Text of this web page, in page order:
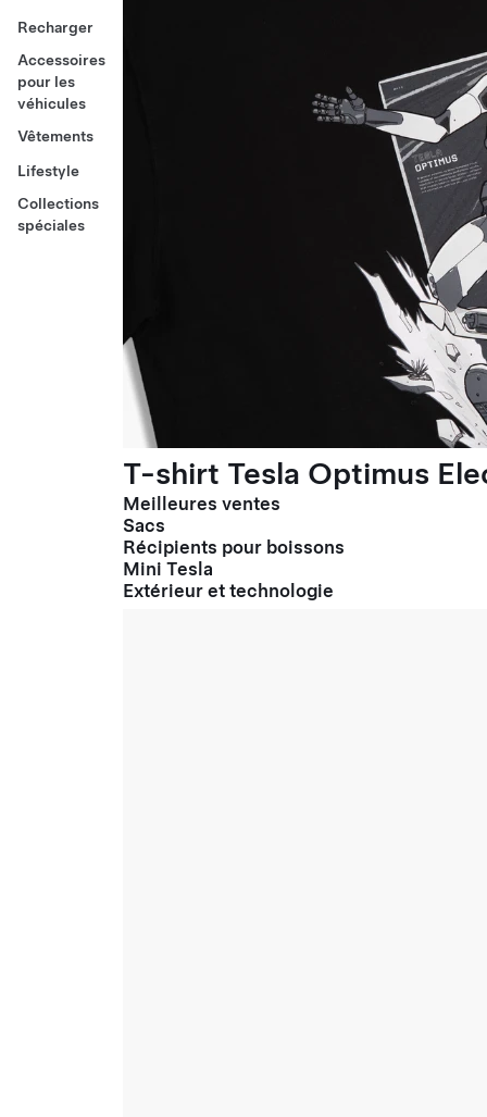
Recharger
Accessoires
pour les
véhicules
Vêtements
Lifestyle
Collections
spéciales
T-shirt Tesla Optimus
Meilleures ventes
Sacs
Récipients pour boissons
Mini Tesla
Extérieur et technologie